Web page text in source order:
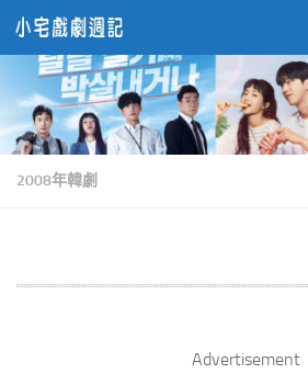
Skip to content
2008年韓劇
Advertisement